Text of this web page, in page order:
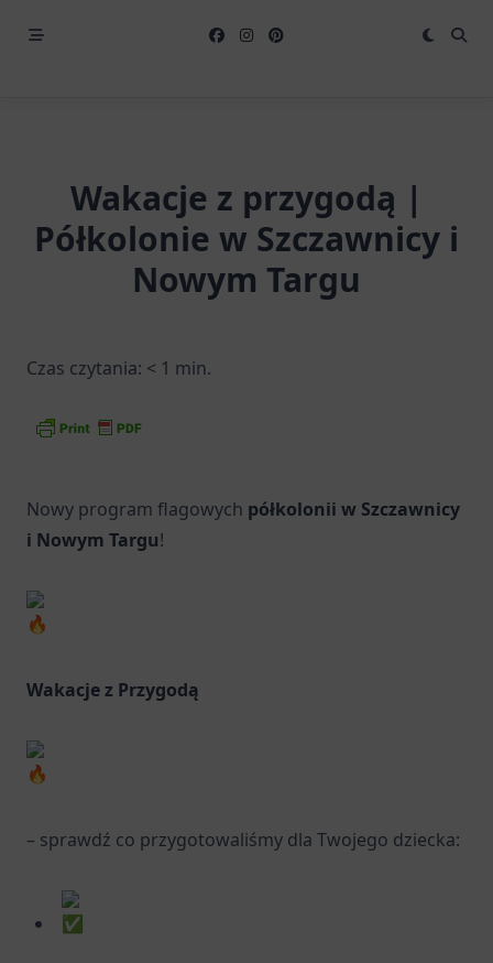
Wakacje z przygodą |
Półkolonie w Szczawnicy i
Nowym Targu
Czas czytania: < 1 min.
Nowy program flagowych półkolonii w Szczawnicy
i Nowym Targu!
Wakacje z Przygodą
– sprawdź co przygotowaliśmy dla Twojego dziecka: